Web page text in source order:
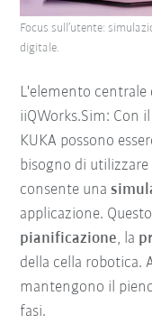
L'elemento centrale
iiQWorks.Sim: Con
KUKA possono
bisogno di
consente una
applicazione.
pianificazione, la
della cella robotica.
mantengono il
fasi.
Focus sull’utente:
digitale.